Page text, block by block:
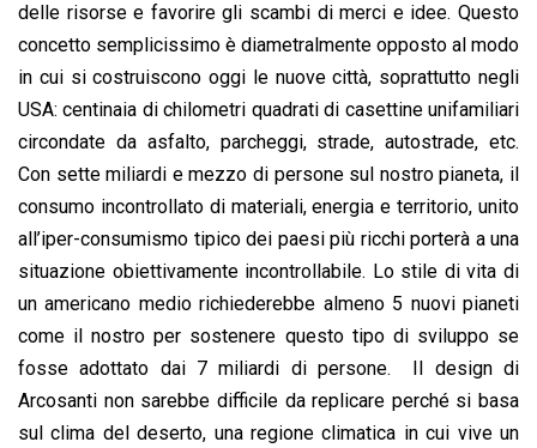
delle risorse e favorire gli scambi di merci e idee. Questo
concetto semplicissimo è diametralmente opposto al modo
in cui si costruiscono oggi le nuove città, soprattutto negli
USA: centinaia di chilometri quadrati di casettine unifamiliari
circondate da asfalto, parcheggi, strade, autostrade, etc.
Con sette miliardi e mezzo di persone sul nostro pianeta, il
consumo incontrollato di materiali, energia e territorio, unito
all’iper-consumismo tipico dei paesi più ricchi porterà a una
situazione obiettivamente incontrollabile. Lo stile di vita di
un americano medio richiederebbe almeno 5 nuovi pianeti
come il nostro per sostenere questo tipo di sviluppo se
fosse adottato dai 7 miliardi di persone. Il design di
Arcosanti non sarebbe difficile da replicare perché si basa
sul clima del deserto, una regione climatica in cui vive un